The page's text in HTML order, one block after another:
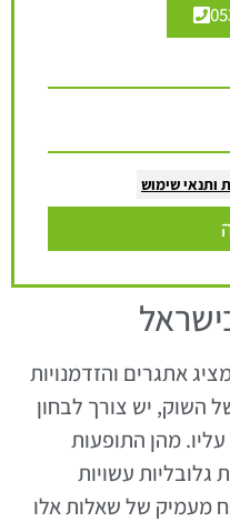
ותנאי שימוש
אתגרים והזדמנויות
השוק, יש צורך לבחון
מהן התופעות
גלובליות עשויות
מעמיק של שאלות אלו